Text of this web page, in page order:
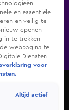
Bondgenoten
is ernstiger'
en essentiële
en veilig te
openen
in te trekken
webpagina te
Diensten
voor
Altijd actief